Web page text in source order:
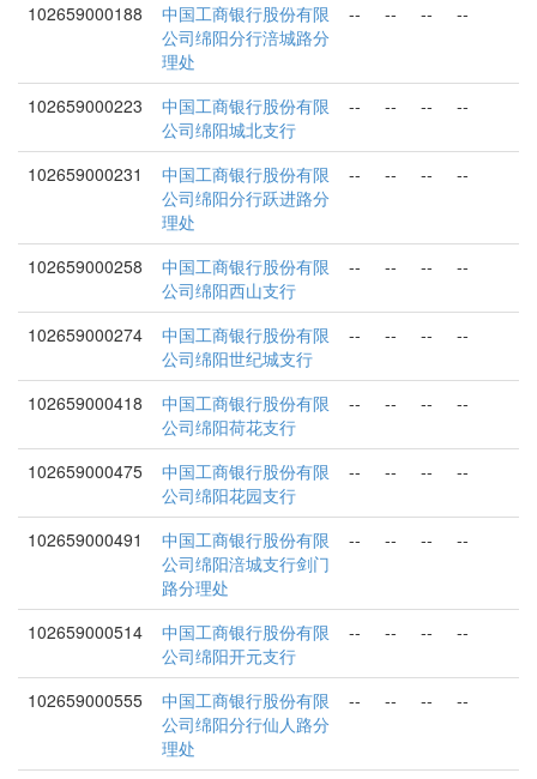
102659000188
中国工商银行股份有限
公司绵阳分行涪城路分
理处
-- -- -- --
102659000223
中国工商银行股份有限
公司绵阳城北支行
-- -- -- --
102659000231
中国工商银行股份有限
公司绵阳分行跃进路分
理处
-- -- -- --
102659000258
中国工商银行股份有限
公司绵阳西山支行
-- -- -- --
102659000274
中国工商银行股份有限
公司绵阳世纪城支行
-- -- -- --
102659000418
中国工商银行股份有限
公司绵阳荷花支行
-- -- -- --
102659000475
中国工商银行股份有限
公司绵阳花园支行
-- -- -- --
102659000491
中国工商银行股份有限
公司绵阳涪城支行剑门
路分理处
-- -- -- --
102659000514
中国工商银行股份有限
公司绵阳开元支行
-- -- -- --
102659000555
中国工商银行股份有限
公司绵阳分行仙人路分
理处
-- -- -- --